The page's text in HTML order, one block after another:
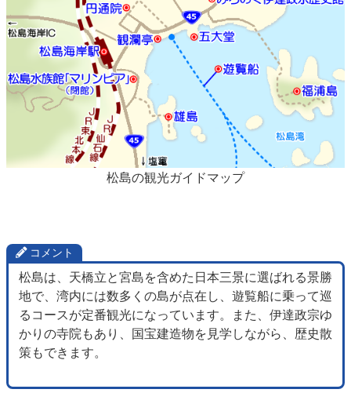
松島の観光ガイドマップ
コメント
松島は、天橋立と宮島を含めた日本三景に選ばれる景勝
地で、湾内には数多くの島が点在し、遊覧船に乗って巡
るコースが定番観光になっています。また、伊達政宗ゆ
かりの寺院もあり、国宝建造物を見学しながら、歴史散
策もできます。